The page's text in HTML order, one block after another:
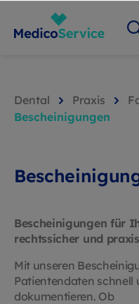
Dental Praxis
Bescheinigungen
Bescheinigungen für
rechtssicher und
Mit unseren
Patientendaten schnell
dokumentieren. Ob